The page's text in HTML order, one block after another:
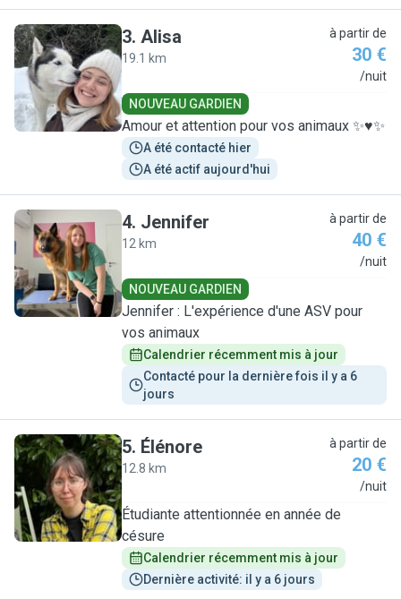
A
3. Alisa
19.1 km
à partir de
30 €
/nuit
NOUVEAU GARDIEN
Amour et attention pour vos animaux ✨♥️✨
A été contacté hier
A été actif aujourd'hui
J
4. Jennifer
12 km
à partir de
40 €
/nuit
NOUVEAU GARDIEN
Jennifer : L'expérience d'une ASV pour
vos animaux
Calendrier récemment mis à jour
Contacté pour la dernière fois il y a 6
jours
É
5. Élénore
12.8 km
à partir de
20 €
/nuit
Étudiante attentionnée en année de
césure
Calendrier récemment mis à jour
Dernière activité: il y a 6 jours